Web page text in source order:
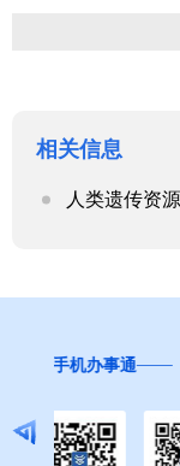
相关信息
人类遗传资